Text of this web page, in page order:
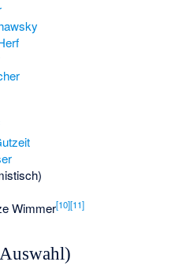
Wimmer[10][11]